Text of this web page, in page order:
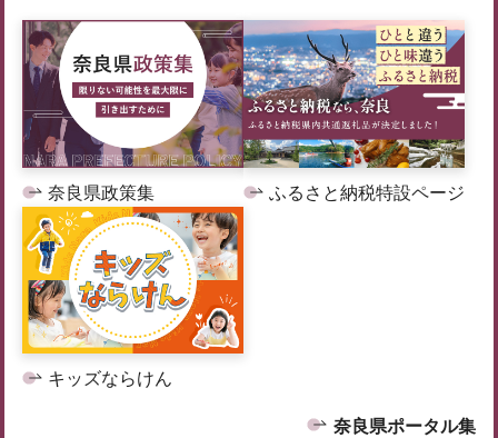
奈良県政策集 ふるさと納税特設ページ
キッズならけん
奈良県ポータル集